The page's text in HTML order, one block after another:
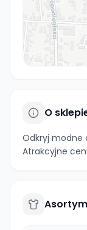
O
Odkryj modne
Atrakcyjne